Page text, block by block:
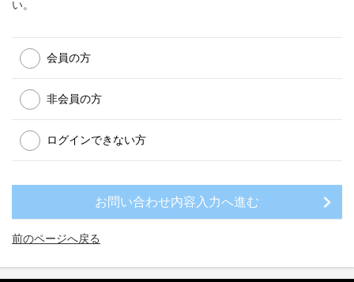
い。
会員の方
非会員の方
ログインできない方
前のページへ戻る